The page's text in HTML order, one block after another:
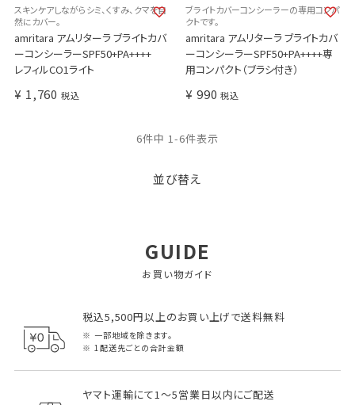
スキンケアしながらシミ、くすみ、クマを自
然にカバー。
amritara アムリターラ ブライトカバ
ーコンシーラーSPF50+PA++++
レフィルCO1ライト
¥ 1,760 税込
ブライトカバーコンシーラーの専用コンパ
クトです。
amritara アムリターラ ブライトカバ
ーコンシーラーSPF50+PA++++専
用コンパクト（ブラシ付き）
¥ 990 税込
並び替え
6件中 1 -6件表示
GUIDE
お買い物ガイド
税込5,500円以上のお買い上げで送料無料
一部地域を除きます。
1配送先ごとの合計金額
ヤマト運輸にて1～5営業日以内にご配送